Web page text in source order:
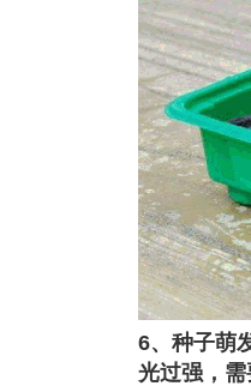
6、种子萌
光过强，需